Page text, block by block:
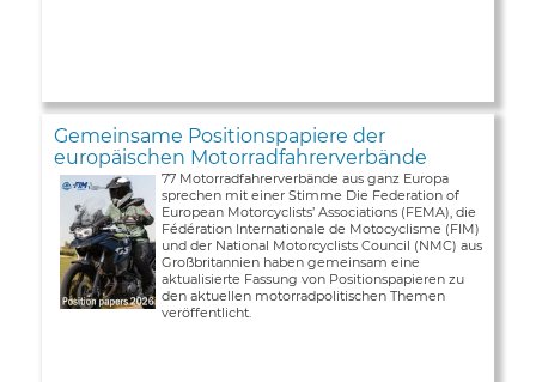
Gemeinsame Positionspapiere der
europäischen Motorradfahrerverbände
77 Motorradfahrerverbände aus ganz Europa
sprechen mit einer Stimme Die Federation of
European Motorcyclists’ Associations (FEMA), die
Fédération Internationale de Motocyclisme (FIM)
und der National Motorcyclists Council (NMC) aus
Großbritannien haben gemeinsam eine
aktualisierte Fassung von Positionspapieren zu
den aktuellen motorradpolitischen Themen
veröffentlicht.